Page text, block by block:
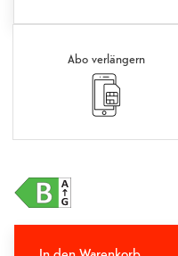
Abo verlängern